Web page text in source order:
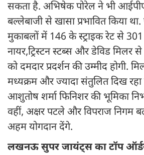
सकता है. अभिषेक पोरेल ने भी
बल्लेबाजी से खासा प्रभावित किया
मुकाबलों में 146 के स्ट्राइक रेट से
नायर,ट्रिस्टन स्टब्स और डेविड मिलर
को दमदार प्रदर्शन की उम्मीद होगी.
मध्यक्रम और ज्यादा संतुलित दिख
आशुतोष शर्मा फिनिशर की भूमिका
वहीं, अक्षर पटले और विपराज निगम
अहम योगदान देंगे.
लखनऊ सुपर जायंट्स का टॉप